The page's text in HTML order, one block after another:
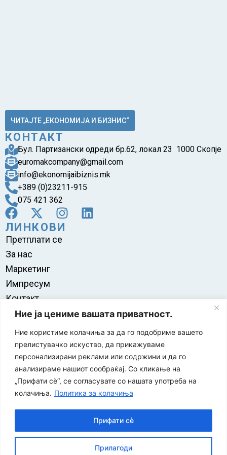
Ние ја цениме вашата приватност.
Ние користиме колачиња за да го подобриме вашето
прелистувачко искуство, да прикажуваме
персонализирани реклами или содржини и да го
анализираме нашиот сообраќај. Со кликање на
„Прифати сè“, се согласувате со нашата употреба на
колачиња. Политика за колачиња
Прилагоди
Прифати сè
ЧИТАЈТЕ „ЕКОНОМИЈА И БИЗНИС“
КОНТАКТ
Бул. Партизански одреди бр.62, локал 23 1000 Скопје
euromakcompany@gmail.com
info@ekonomijaibiznis.mk
+389 (0)23211-915
075 421 362
ЛИНКОВИ
Претплати се
За нас
Маркетинг
Импресум
Контакт
Правила на користење
за заштита на печатени медиуми